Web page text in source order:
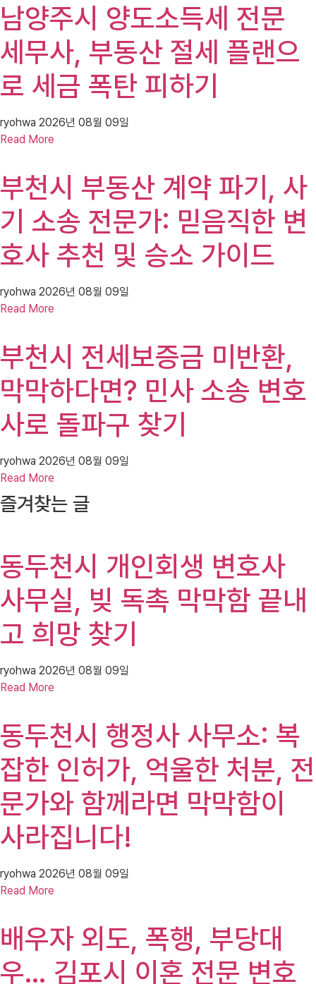
남양주시 양도소득세 전문
세무사, 부동산 절세 플랜으
로 세금 폭탄 피하기
ryohwa 2026년 08월 09일
Read More
부천시 부동산 계약 파기, 사
기 소송 전문가: 믿음직한 변
호사 추천 및 승소 가이드
ryohwa 2026년 08월 09일
Read More
부천시 전세보증금 미반환,
막막하다면? 민사 소송 변호
사로 돌파구 찾기
ryohwa 2026년 08월 09일
Read More
즐겨찾는 글
동두천시 개인회생 변호사
사무실, 빚 독촉 막막함 끝내
고 희망 찾기
ryohwa 2026년 08월 09일
Read More
동두천시 행정사 사무소: 복
잡한 인허가, 억울한 처분, 전
문가와 함께라면 막막함이
사라집니다!
ryohwa 2026년 08월 09일
Read More
배우자 외도, 폭행, 부당대
우… 김포시 이혼 전문 변호